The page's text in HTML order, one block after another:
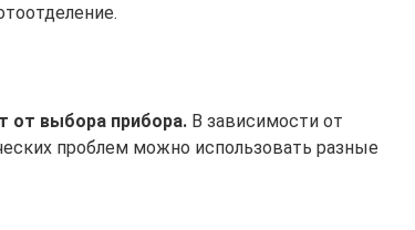
от выбора прибора. В зависимости от
проблем можно использовать разные